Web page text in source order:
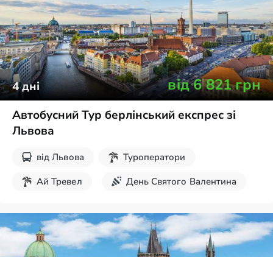
4дні від6 821грн
Автобусний Тур берлінський експрес зі
Львова
від Львова
Туроператори
Ай Тревел
День Святого Валентина
Травневі свята
Великдень
Новорічні тури
Екскурсії на вихідні